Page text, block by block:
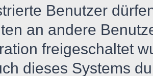
Benutzer
an andere
freigeschaltet
dieses Systems